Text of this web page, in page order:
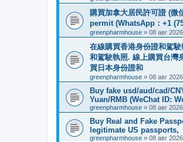
購買加拿大居民許可證 (
permit (WhatsApp：+1
greenpharmhouse » 08 авг
在線購買香港身份證和駕
和駕駛執照. 線上購買台灣
買日本身份證和
greenpharmhouse » 08 авг
Buy fake usd/aud/cad/
Yuan/RMB (WeChat ID:
greenpharmhouse » 08 авг
Buy Real and Fake
legitimate US passports,
greenpharmhouse » 08 авг